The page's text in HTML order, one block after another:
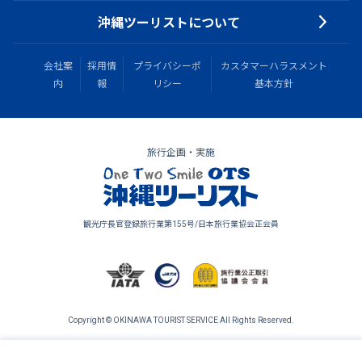
沖縄ツーリストについて
会社案
内
採用情
報
プライバシーポ
リシー
カスタマーハラスメント
基本方針
旅行企画・実施
観光庁長官登録旅行業第155号/日本旅行業協会正会員
Copyright © OKINAWA TOURIST SERVICE All Rights Reserved.